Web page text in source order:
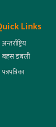
Links
अन्तर्राष्ट्रिय
बहस डबली
पत्रपत्रिका